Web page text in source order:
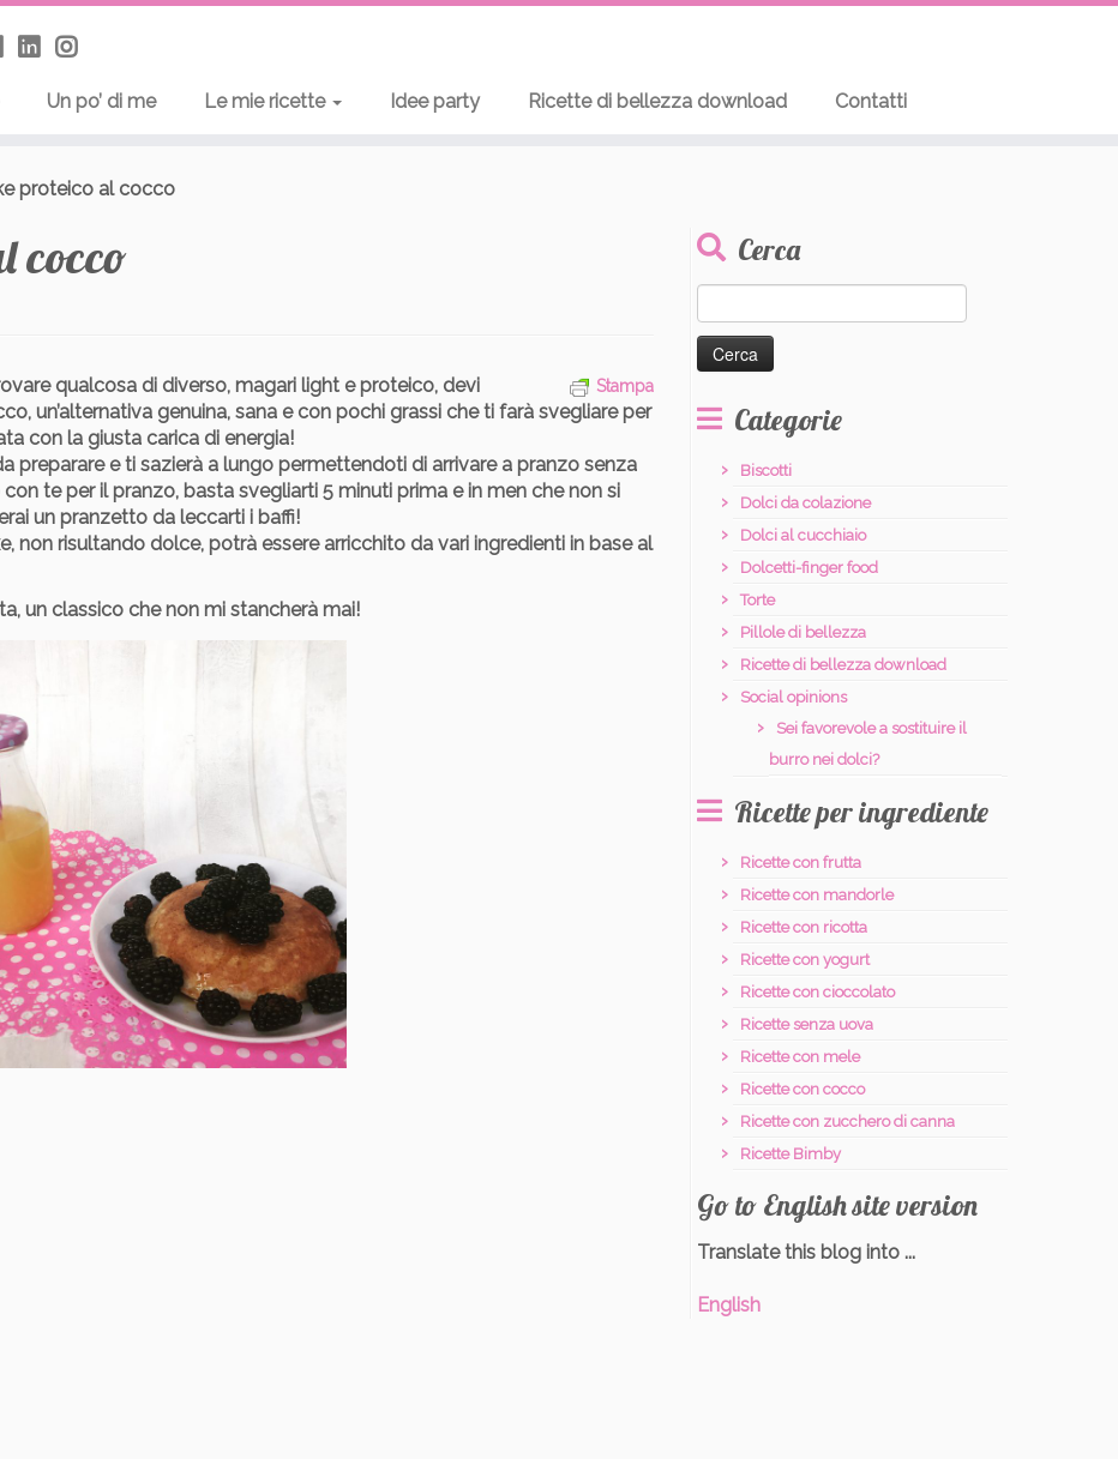
Un po’ di me Le mie ricette Idee party Ricette di bellezza download Contatti
proteico al cocco
cocco
Stampa
qualcosa di diverso, magari light e proteico, devi
un’alternativa genuina, sana e con pochi grassi che ti farà svegliare per
con la giusta carica di energia!
prepararee ti sazierà a lungo permettendoti di arrivare a pranzo senza
te per il pranzo, basta svegliarti 5 minuti prima e in men che non si
un pranzetto da leccarti i baffi!
non risultando dolce, potrà essere arricchito da vari ingredienti in base al
un classico che non mi stancherà mai!
Cerca
per:
Categorie
Biscotti
Dolci da colazione
Dolci al cucchiaio
Dolcetti-finger food
Torte
Pillole di bellezza
Ricette di bellezza download
Social opinions
Sei favorevole a sostituire il
burro nei dolci?
Ricette per ingrediente
Ricette con frutta
Ricette con mandorle
Ricette con ricotta
Ricette con yogurt
Ricette con cioccolato
Ricette senza uova
Ricette con mele
Ricette con cocco
Ricette con zucchero di canna
Ricette Bimby
Go to English site version
Translate this blog into ...
English